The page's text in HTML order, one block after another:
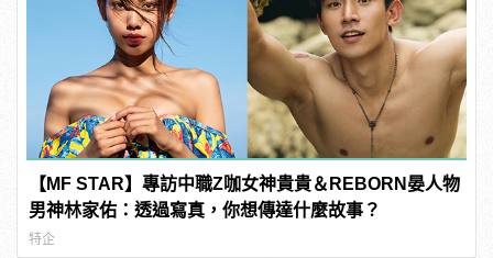
【MF STAR】專訪中職Z咖女神貴貴＆REBORN晏人物
男神林家佑：透過寫真，你想傳達什麼故事？
特企